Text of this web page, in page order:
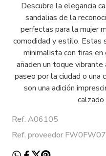
Descubre la elegancia
sandalias de la
perfectas para la mujer
comodidad y estilo. Estas
minimalista con tiras
añaden un toque
paseo por la ciudad o una
son una adición
calzado
Ref. A06105
Ref. proveedor